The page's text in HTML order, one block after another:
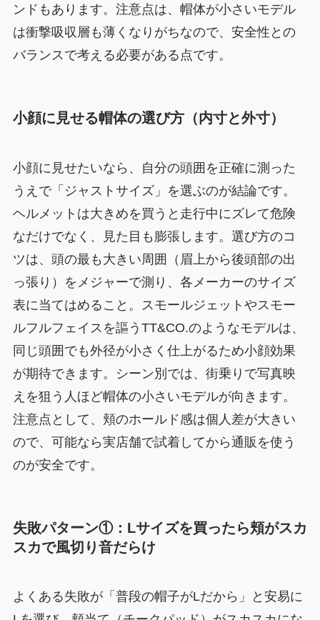
ンドもあります。注意点は、帽体が小さいモデル
は衝撃吸収層も薄くなりがちなので、安全性との
バランスで考える必要がある点です。
小顔に見せる帽体の選び方（内寸と外寸）
小顔に見せたいなら、自分の頭囲を正確に測った
うえで「ジャストサイズ」を選ぶのが結論です。
ヘルメットは大きめを買うと走行中にズレて危険
なだけでなく、見た目も膨張します。選び方のコ
ツは、頭の最も大きい周囲（眉上から後頭部の出
っ張り）をメジャーで測り、各メーカーのサイズ
表に当てはめること。スモールジェットやスモー
ルフルフェイスを謳うTT&CO.のようなモデルは、
同じ頭囲でも外径が小さく仕上がるため小顔効果
が期待できます。シーン別では、街乗りで写真映
えを狙う人ほど帽体の小さいモデルが向きます。
注意点として、頬のホールド感は個人差が大きい
ので、可能なら実店舗で試着してから通販を使う
のが安全です。
失敗パターン①：Lサイズを買ったら頬がスカ
スカで風切り音だらけ
よくある失敗が「普段の帽子がLだから」と安易に